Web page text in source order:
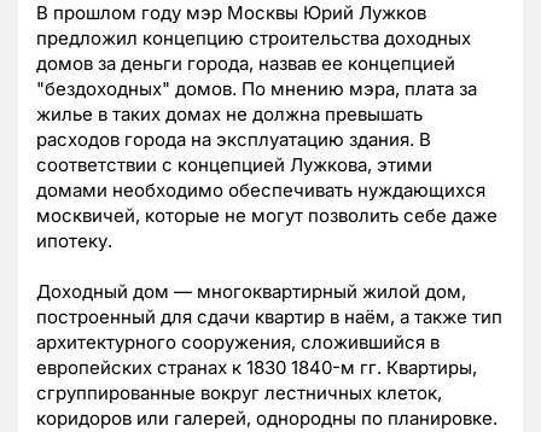
В прошлом году мэр Москвы Юрий Лужков
предложил концепцию строительства доходных
домов за деньги города, назвав ее концепцией
"бездоходных" домов. По мнению мэра, плата за
жилье в таких домах не должна превышать
расходов города на эксплуатацию здания. В
соответствии с концепцией Лужкова, этими
домами необходимо обеспечивать нуждающихся
москвичей, которые не могут позволить себе даже
ипотеку.
Доходный дом — многоквартирный жилой дом,
построенный для сдачи квартир в наём, а также тип
архитектурного сооружения, сложившийся в
европейских странах к 1830 1840-м гг. Квартиры,
сгруппированные вокруг лестничных клеток,
коридоров или галерей, однородны по планировке.